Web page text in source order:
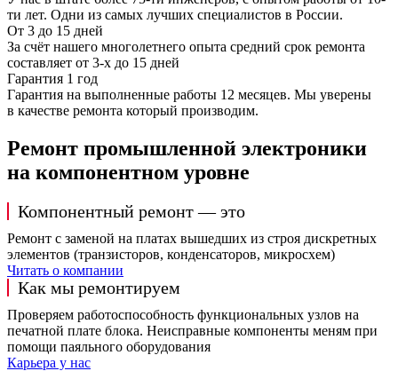
ти лет. Одни из самых лучших специалистов в России.
От 3 до 15 дней
За счёт нашего многолетнего опыта средний срок ремонта
составляет от 3-х до 15 дней
Гарантия 1 год
Гарантия на выполненные работы 12 месяцев. Мы уверены
в качестве ремонта который производим.
Ремонт промышленной электроники
на компонентном уровне
Компонентный ремонт — это
Ремонт с заменой на платах вышедших из строя дискретных
элементов (транзисторов, конденсаторов, микросхем)
Читать о компании
Как мы ремонтируем
Проверяем работоспособность функциональных узлов на
печатной плате блока. Неисправные компоненты меням при
помощи паяльного оборудования
Карьера у нас